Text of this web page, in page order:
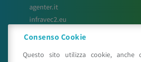
agenter.it
infravec2.eu
meteosystem.com
Consenso Cookie
Questo sito utilizza cookie,